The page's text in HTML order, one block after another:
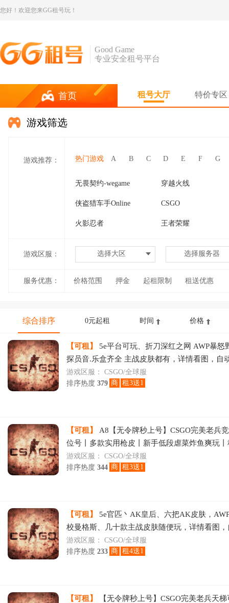
您好！欢迎您来GG租号玩！
Good Game
专业安全租号平台
首页 租号大厅 特价专区
游戏筛选
游戏推荐： 热门游戏 A B C D E F G
无畏契约-wegame 穿越火线
侠盗猎车手Online CSGO
火影忍者 王者荣耀
游戏区服： 选择大区 选择服务器
服务优惠： 价格范围 押金 起租限制 租送优惠
综合排序 0元起租 时间 价格
【可租】
5e平台可玩、折刀深红之网 AWP暴怒
探员音.乐盒齐全 主战皮肤都有，详情看图，自
到密码登录！！！登录时关闭输入法！
游戏区服： CSGO/全球服
排序热度 379 商 租3送1
【可租】
A8【无令牌秒上号】CSGO完美老兵
位号丨多款实用枪皮丨新手低段虐菜炸鱼爽玩
到时不下线
游戏区服： CSGO/全球服
排序热度 344 商 租3送1
【可租】
5e官匹丶AK皇后、六把AK皮肤，
校曼格斯、几十款主战皮肤随便玩，详情看图
选择账号密码登录！！！自动登录时关闭输入法
游戏区服： CSGO/全球服
排序热度 233 商 租4送1
【可租】
【无令牌秒上号】CSGO完美老兵天